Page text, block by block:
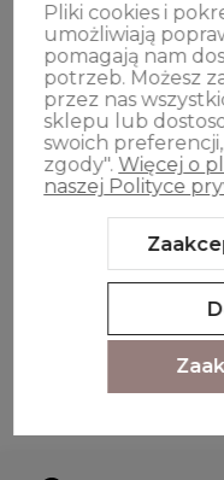
Oferta
Sklep internetowy
Pliki cookies i
umożliwiają
pomagają nam
potrzeb. Możesz
przez nas
sklepu lub
swoich
zgody". Więcej o
naszej Polityce